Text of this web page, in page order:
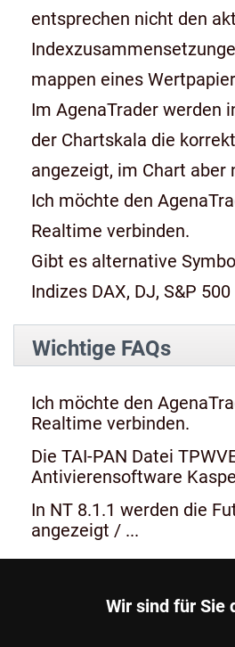
entsprechen nicht den
mappen eines
Im AgenaTrader werden
der Chartskala die
angezeigt, im Chart aber
Ich möchte den
Realtime verbinden.
Gibt es alternative
Indizes DAX, DJ, S&P 500
Wichtige FAQs
Ich möchte den
Realtime verbinden.
Die TAI-PAN Datei
Antivierensoftware
In NT 8.1.1 werden die
angezeigt / ...
Wir sind für Sie